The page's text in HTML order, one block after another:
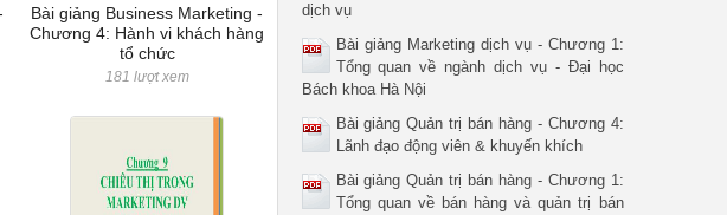
Bài giảng Business Marketing -
Chương 4: Hành vi khách hàng
tổ chức
181 lượt xem
dịch vụ
Bài giảng Marketing dịch vụ - Chương 1:
Tổng quan về ngành dịch vụ - Đại học
Bách khoa Hà Nội
Bài giảng Quản trị bán hàng - Chương 4:
Lãnh đạo động viên & khuyến khích
Bài giảng Quản trị bán hàng - Chương 1:
Tổng quan về bán hàng và quản trị bán